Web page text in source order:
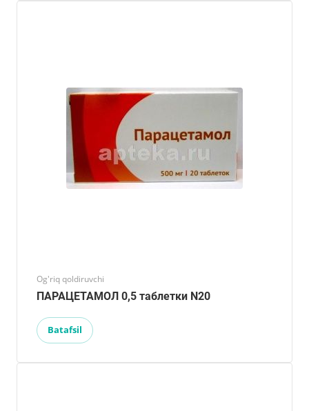
Og'riq qoldiruvchi
ПАРАЦЕТАМОЛ 0,5 таблетки N20
Batafsil